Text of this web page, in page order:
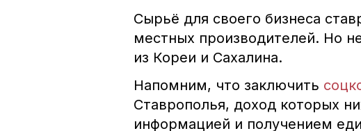
Сырьё для своего бизнеса
местных производителей. Но
из Кореи и Сахалина.
Напомним, что заключить
Ставрополья, доход которых
информацией и получением